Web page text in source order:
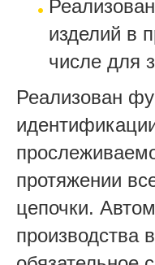
изделий в
числе для
Реализован
протяжении
цепочки.
производства